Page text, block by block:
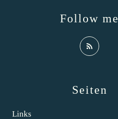
Seiten
Links
Follow me